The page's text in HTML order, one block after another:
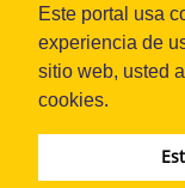
Este portal usa
experiencia de
sitio web, usted
cookies.